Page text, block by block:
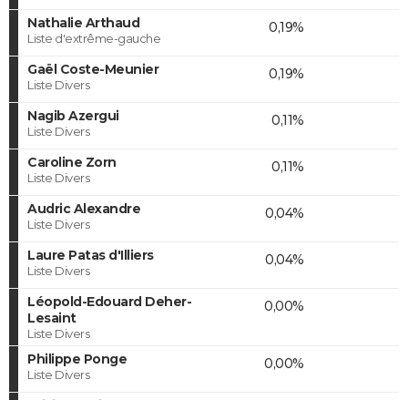
Nathalie Arthaud
Liste d'extrême-gauche
0,19%
Gaël Coste-Meunier
Liste Divers
0,19%
Nagib Azergui
Liste Divers
0,11%
Caroline Zorn
Liste Divers
0,11%
Audric Alexandre
Liste Divers
0,04%
Laure Patas d'Illiers
Liste Divers
0,04%
Léopold-Edouard Deher-
Lesaint
Liste Divers
0,00%
Philippe Ponge
Liste Divers
0,00%